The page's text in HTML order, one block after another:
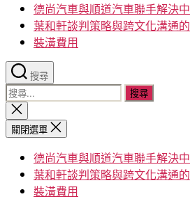
德尚汽車與順道汽車聯手解決
葉和軒談判策略與跨文化溝通
裝潢費用
搜尋
搜
尋
關
鍵
關
閉
搜
關閉選單
德尚汽車與順道汽車聯手解決
葉和軒談判策略與跨文化溝通
裝潢費用